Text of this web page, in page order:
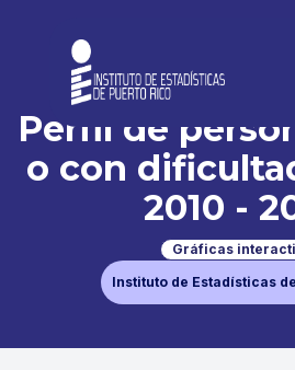
Perfil de
o con
2010 -
Gráficas
Instituto de Estadísticas